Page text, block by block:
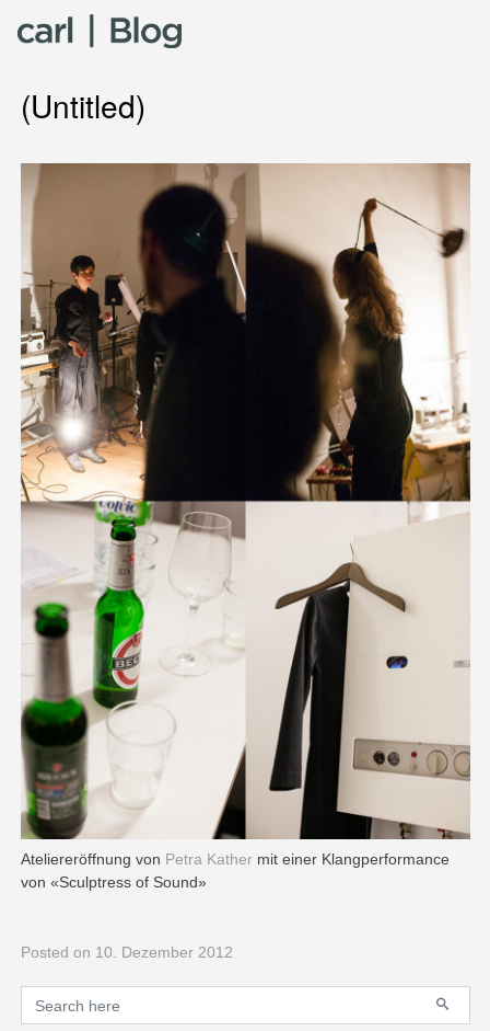
Skip to content
(Untitled)
Ateliereröffnung von Petra Kathermit einer Klangperformance
von «Sculptress of Sound»
Posted on 10. Dezember 2012
Primary
Search for: